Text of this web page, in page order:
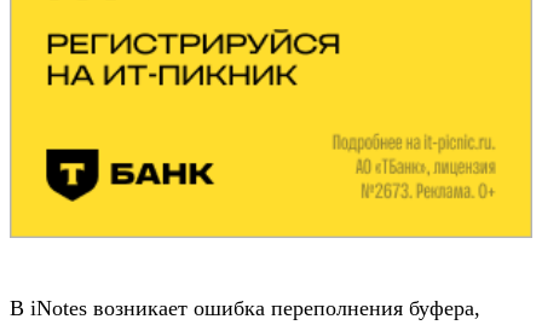
В iNotes возникает ошибка переполнения буфера,